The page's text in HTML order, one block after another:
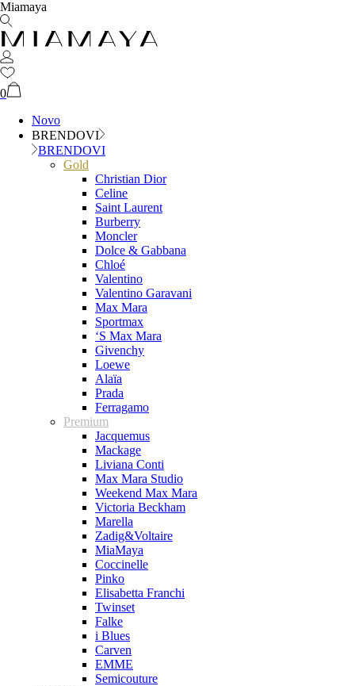
Miamaya
0
Novo
BRENDOVI
BRENDOVI
Gold
Christian Dior
Celine
Saint Laurent
Burberry
Moncler
Dolce & Gabbana
Chloé
Valentino
Valentino Garavani
Max Mara
Sportmax
‘S Max Mara
Givenchy
Loewe
Alaïa
Prada
Ferragamo
Premium
Jacquemus
Mackage
Liviana Conti
Max Mara Studio
Weekend Max Mara
Victoria Beckham
Marella
Zadig&Voltaire
MiaMaya
Coccinelle
Pinko
Elisabetta Franchi
Twinset
Falke
i Blues
Carven
EMME
Semicouture